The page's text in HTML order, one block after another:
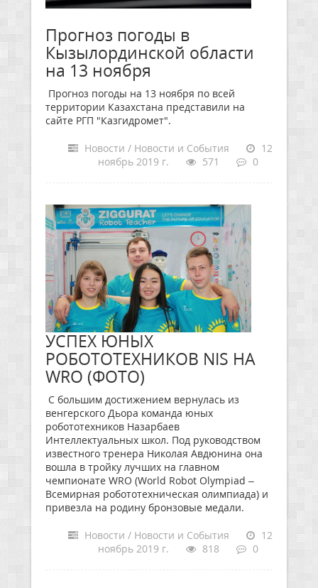
Прогноз погоды в
Кызылординской области
на 13 ноября
Прогноз погоды на 13 ноября по всей
территории Казахстана представили на
сайте РГП "Казгидромет".
Новости / Новости и События
12
ноябрь 2019 г.
571 0
УСПЕХ ЮНЫХ
РОБОТОТЕХНИКОВ NIS НА
WRO (ФОТО)
С большим достижением вернулась из
венгерского Дьора команда юных
робототехников Назарбаев
Интеллектуальных школ. Под руководством
известного тренера Николая Авдюнина она
вошла в тройку лучших на главном
чемпионате WRO (World Robot Olympiad –
Всемирная робототехническая олимпиада) и
привезла на родину бронзовые медали.
Новости / Новости и События
12
ноябрь 2019 г.
818 0